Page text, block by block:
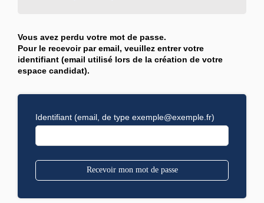
Vous avez perdu votre mot de passe.
Pour le recevoir par email, veuillez entrer votre
identifiant (email utilisé lors de la création de votre
espace candidat).
Identifiant (email, de type exemple@exemple.fr)